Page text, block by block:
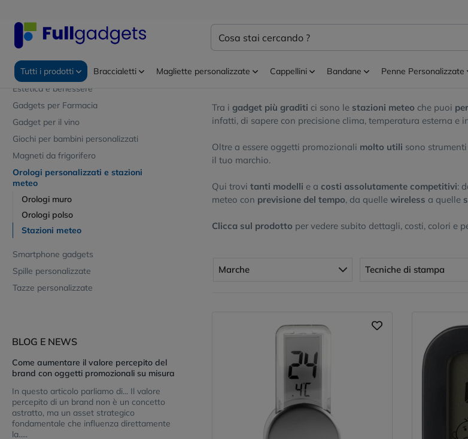
Tutti i prodotti Braccialetti Magliette personalizzate Cappellini Bandane Penne Personalizzate
Accessori auto personalizzati
Articoli da giardino personalizzati
Bicchieri personalizzati
Estetica e benessere
Gadgets per Farmacia
Gadget per il vino
Giochi per bambini personalizzati
Magneti da frigorifero
Orologi personalizzati e stazioni
meteo
Orologi muro
Orologi polso
Stazioni meteo
Smartphone gadgets
Spille personalizzate
Tazze personalizzate
BLOG E NEWS
Come aumentare il valore percepito del
brand con oggetti promozionali su misura
In questo articolo parliamo di... Il valore
percepito di un brand non è un concetto
astratto, ma un asset strategico
fondamentale che influenza direttamente
la.....
Home Gadget personalizzati Orologi personalizzati e stazioni
Stazioni meteo
Stazioni meteo personalizzate con logo
Tra i gadget più graditi ci sono le stazioni meteo che puoi
infatti, di sapere con precisione clima, temperatura esterna
Oltre a essere oggetti promozionali molto utili sono
il tuo marchio.
Qui trovi tanti modelli e a costi assolutamente competitivi:
meteo con previsione del tempo, da quelle wireless a quelle
Clicca sul prodotto per vedere subito dettagli, costi, colori e
Marche Tecniche di stampa